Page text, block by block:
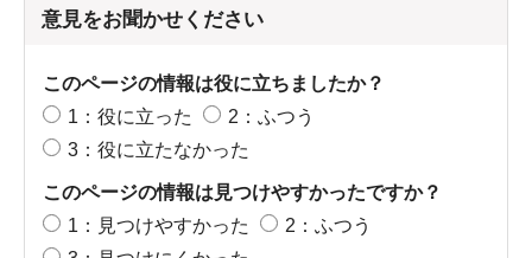
意見をお聞かせください
このページの情報は役に立ちましたか？
1：役に立った
2：ふつう
3：役に立たなかった
このページの情報は見つけやすかったですか？
1：見つけやすかった
2：ふつう